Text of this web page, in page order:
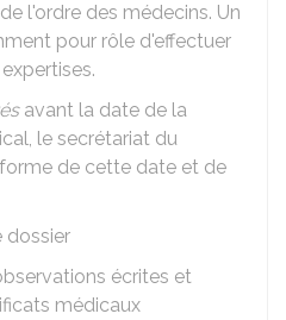
l'ordre des médecins. Un
pour rôle d'effectuer
avant la date de la
le secrétariat du
de cette date et de
dossier
écrites et
médicaux